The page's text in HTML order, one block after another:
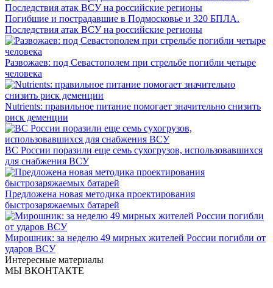
Погибшие и пострадавшие в Подмосковье и 320 БПЛА.
Последствия атак ВСУ на российские регионы
Развожаев: под Севастополем при стрельбе погибли четыре
человека
Nutrients: правильное питание помогает значительно снизить
риск деменции
ВС России поразили еще семь сухогрузов, использовавшихся
для снабжения ВСУ
Предложена новая методика проектирования
быстрозаряжаемых батарей
Мирошник: за неделю 49 мирных жителей России погибли от
ударов ВСУ
Интересные материалы
МЫ ВКОНТАКТЕ